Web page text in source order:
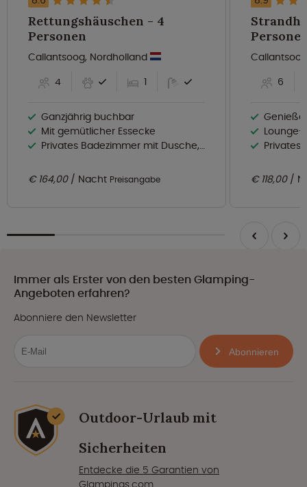
Rettungshäuschen - 4
Personen
Callantsoog, Nordholland
4
1
Ganzjährig buchbar
Mit gemütlicher Essecke
Privates Badezimmer mit Dusche, Toilette und Waschbecken
€ 164,00 Nacht Preisangabe
6
Lounge-
Privates
€ 118,00
Immer als Erster von den besten Glamping-
Angeboten erfahren?
Abonniere den Newsletter
Abonnieren
Outdoor-Urlaub mit
Sicherheiten
Entdecke die 5 Garantien von